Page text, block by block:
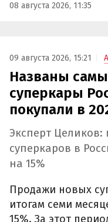
08 августа 2026, 11:35
09 августа 2026, 15:21
Названы
суперкары
покупали в
Эксперт
суперкаров в
на 15%
Продажи новых
итогам семи
15%. За этот